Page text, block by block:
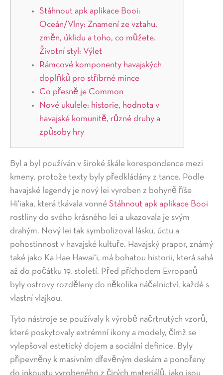
Stáhnout apk aplikace Booi:
Oceán/Vlny: Znamení ze vztahu,
změn, úklidu a toho, co můžete.
Životní styl: Výlet
Rámcové komponenty havajských
doplňků pro stříbrné mince
Co přesně je Common
Nové ukulele: historie, hodnota v
havajské komunitě, různé druhy a
způsoby hry
Byl a byl používán v široké škále korespondence mezi
kmeny, protože texty byly předkládány z tance. Podle
havajské legendy je nový lei vyroben z bohyně říše
Hi'iaka, která tkávala vonné Stáhnout apk aplikace Booi
rostliny do svého krásného lei a ukazovala je svým
drahým. Nový lei tak symbolizoval lásku, úctu a
pohostinnost v havajské kultuře. Havajský prapor, známý
také jako Ka Hae Hawaiʻi, má bohatou historii, která sahá
až do počátku 19. století. Před příchodem Evropanů
byly ostrovy rozděleny do několika náčelnictví, každé s
vlastní vlajkou.
Tyto nástroje se používaly k výrobě načrtnutých vzorů,
které poskytovaly extrémní ikony a modely, čímž se
vylepšoval estetický dojem a sociální definice. Byly
připevněny k masivním dřevěným deskám a ponořeny
do inkoustu vyrobeného z čirých materiálů, jako jsou